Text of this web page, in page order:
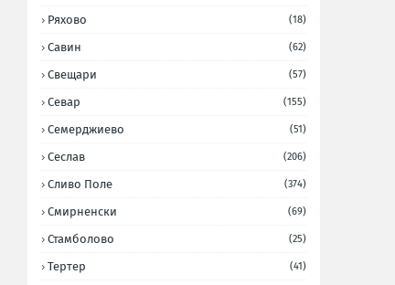
Ряхово (18)
Савин (62)
Свещари (57)
Севар (155)
Семерджиево (51)
Сеслав (206)
Сливо Поле (374)
Смирненски (69)
Стамболово (25)
Тертер (41)